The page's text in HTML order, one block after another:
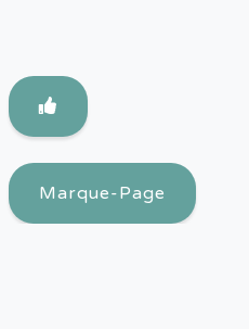
Marque-Page